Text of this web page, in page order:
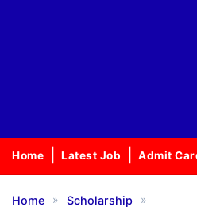
Home Latest Job Admit
Home » Scholarship
»